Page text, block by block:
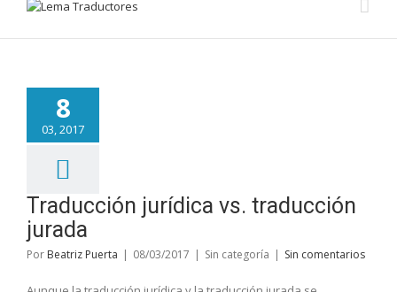
8
03, 2017
Traducción jurídica vs. traducción
jurada
Por Beatriz Puerta | 08/03/2017 | Sin categoría | Sin comentarios